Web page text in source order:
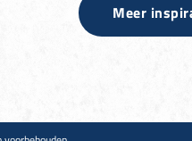
Meer